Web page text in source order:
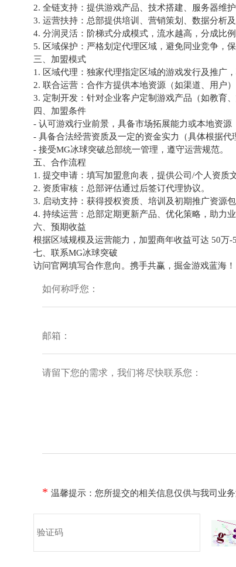
2. 全链支持：提供游戏产品、技术搭建、服务器维
3. 运营扶持：总部提供培训、营销策划、数据分析及
4. 分润灵活：阶梯式分成模式，流水越高，分成比例
5. 区域保护：严格划定代理区域，避免同业竞争，保
三、加盟模式
1. 区域代理：独家代理指定区域的游戏发行及推广
2. 联合运营：合作方提供本地资源（如渠道、用户
3. 定制开发：针对企业客户定制游戏产品（如教育
四、加盟条件
- 认可游戏行业前景，具备市场拓展能力或本地资源
- 具备合法经营资质及一定的资金实力（具体根据代
- 接受MG冰球突破总部统一管理，遵守运营规范。
五、合作流程
1. 提交申请：填写加盟意向表，提供公司/个人资质文
2. 资质审核：总部评估通过后签订代理协议。
3. 启动支持：获得授权资质、培训及初期推广资源包
4. 持续运营：总部定期更新产品、优化策略，助力业
六、预期收益
根据区域规模及运营能力，加盟商年收益可达 50万-
七、联系MG冰球突破
访问官网填写合作意向。携手共赢，掘金游戏蓝海！
* 温馨提示：您所提交的相关信息仅供与我司业